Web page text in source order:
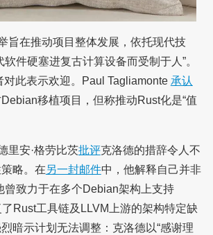
旨在推动项目整体发展，依托现代技
件硬塞进复古计算设备而受制于人”。
此表示欢迎。Paul Tagliamonte 承认
移植项目，但称推动Rust化是“值
里安·格劳比茨批评克洛德的措辞令人不
略。在另一封邮件中，他解释自己并非
曾致力于在多个Debian架构上支持
Rust工具链及LLVM上游的架构特定缺
暗示计划无法调整：克洛德以“感谢理